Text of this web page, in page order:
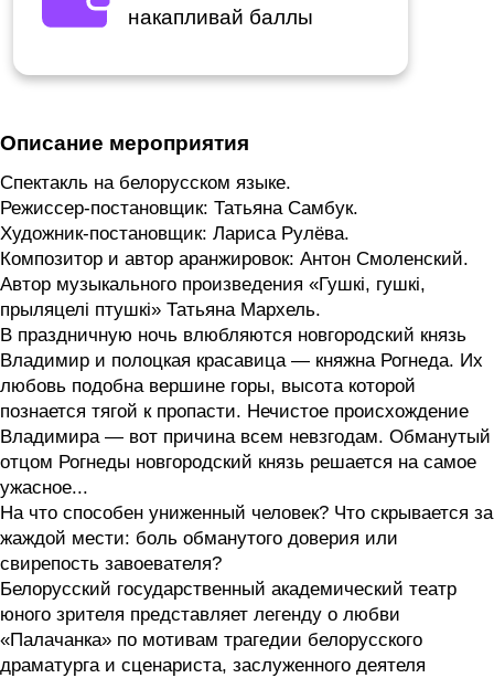
накапливай баллы
Описание мероприятия
Спектакль на белорусском языке.
Режиссер-постановщик: Татьяна Самбук.
Художник-постановщик: Лариса Рулёва.
Композитор и автор аранжировок: Антон Смоленский.
Автор музыкального произведения «Гушкі, гушкі,
прыляцелі птушкі» Татьяна Мархель.
В праздничную ночь влюбляются новгородский князь
Владимир и полоцкая красавица — княжна Рогнеда. Их
любовь подобна вершине горы, высота которой
познается тягой к пропасти. Нечистое происхождение
Владимира — вот причина всем невзгодам. Обманутый
отцом Рогнеды новгородский князь решается на самое
ужасное...
На что способен униженный человек? Что скрывается за
жаждой мести: боль обманутого доверия или
свирепость завоевателя?
Белорусский государственный академический театр
юного зрителя представляет легенду о любви
«Палачанка» по мотивам трагедии белорусского
драматурга и сценариста, заслуженного деятеля